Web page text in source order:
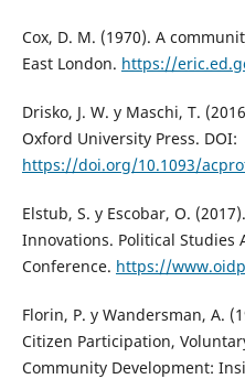
Cox, D. M. (1970). A
East London. https://
Drisko, J. W. y Maschi, T.
Oxford University Press. DOI:
https://doi.org/10.1093/
Elstub, S. y Escobar, O.
Innovations. Political Studies
Conference. https://
Florin, P. y Wandersman, A.
Citizen Participation,
Community Development: